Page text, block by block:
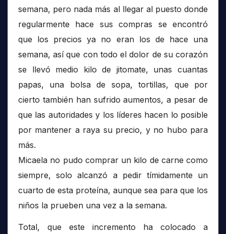
semana, pero nada más al llegar al puesto donde
regularmente hace sus compras se encontró
que los precios ya no eran los de hace una
semana, así que con todo el dolor de su corazón
se llevó medio kilo de jitomate, unas cuantas
papas, una bolsa de sopa, tortillas, que por
cierto también han sufrido aumentos, a pesar de
que las autoridades y los líderes hacen lo posible
por mantener a raya su precio, y no hubo para
más.
Micaela no pudo comprar un kilo de carne como
siempre, solo alcanzó a pedir tímidamente un
cuarto de esta proteína, aunque sea para que los
niños la prueben una vez a la semana.
Total, que este incremento ha colocado a